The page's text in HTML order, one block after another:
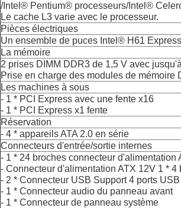
/Intel® Pentium® processeurs/Intel®
Le cache L3 varie avec le processeur.
Pièces électriques
Un ensemble de puces Intel® H61 Express
La mémoire
2 prises DIMM DDR3 de 1,5 V avec
Prise en charge des modules de mémoire
Les machines à sous
- 1 * PCI Express avec une fente x16
- 1 * PCI Express x1 fente
Réservation
- 4 * appareils ATA 2.0 en série
Connecteurs d'entrée/sortie internes
- 1 * 24 broches connecteur d'alimentation
- Connecteur d'alimentation ATX 12V 1 * 4
- 2 * Connecteur USB Support 4 ports
- 1 * Connecteur audio du panneau avant
- 1 * Connecteur de panneau système